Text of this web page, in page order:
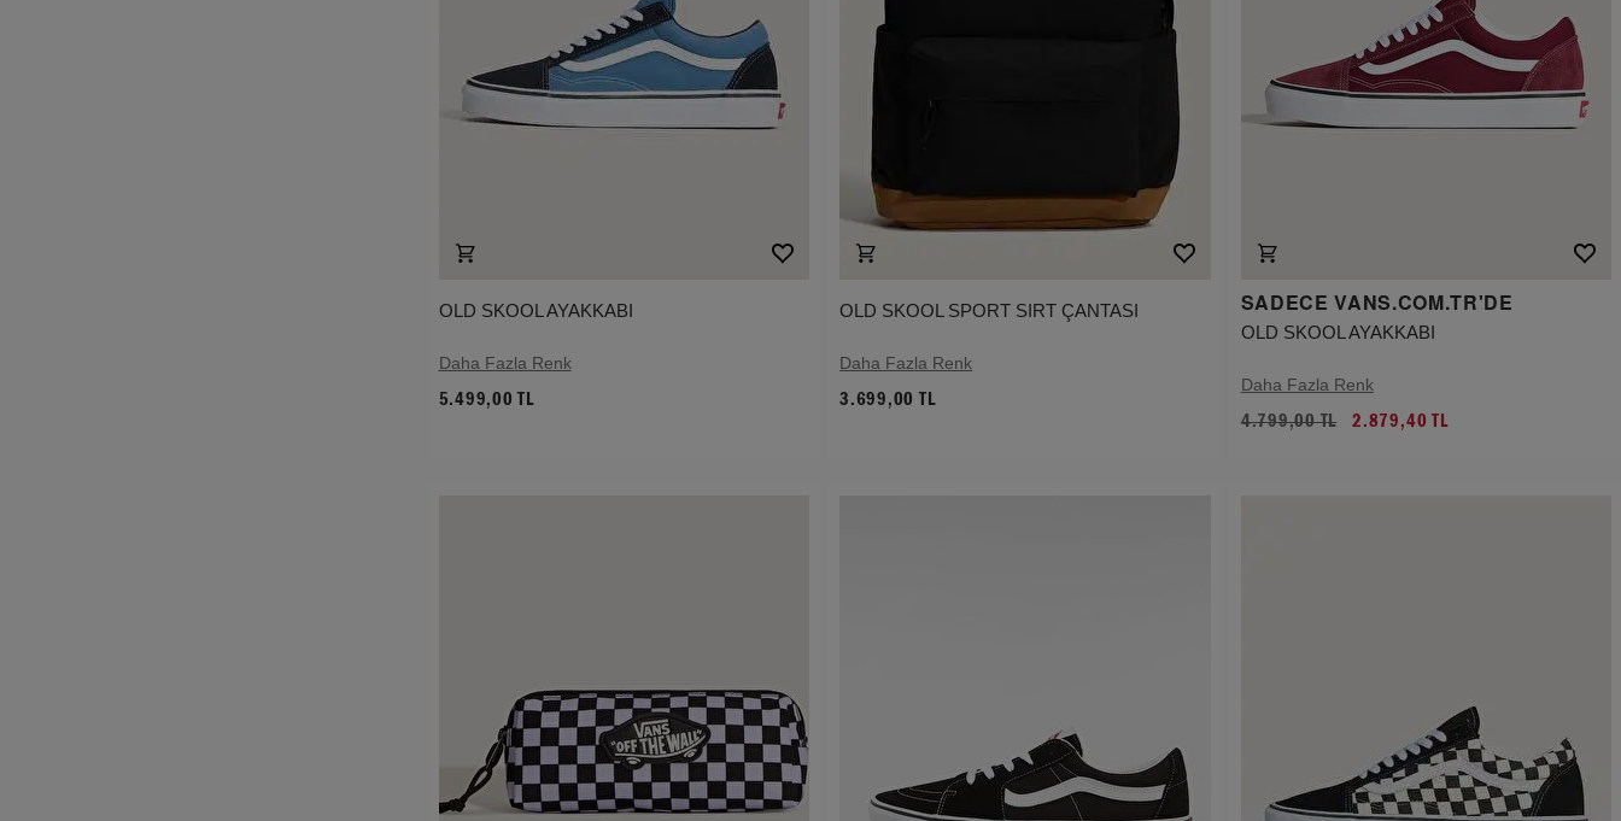
OLD SKOOL AYAKKABI
Daha Fazla Renk
5.499,00 TL
OLD SKOOL SPORT SIRT ÇANTASI
Daha Fazla Renk
3.699,00 TL
SADECE VANS.COM.TR'DE
OLD SKOOL AYAKKABI
Daha Fazla Renk
4.799,00 TL 2.879,40 TL